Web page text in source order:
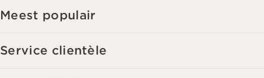
Meest populair
Service clientèle